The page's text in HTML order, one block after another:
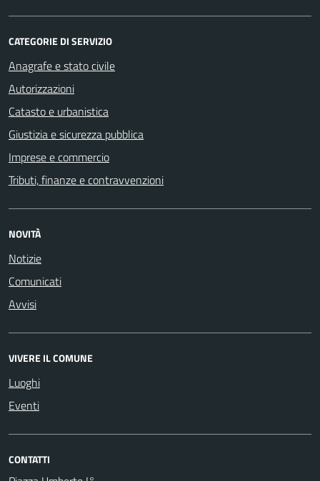
CATEGORIE DI SERVIZIO
Anagrafe e stato civile
Autorizzazioni
Catasto e urbanistica
Giustizia e sicurezza pubblica
Imprese e commercio
Tributi, finanze e contravvenzioni
NOVITÀ
Notizie
Comunicati
Avvisi
VIVERE IL COMUNE
Luoghi
Eventi
CONTATTI